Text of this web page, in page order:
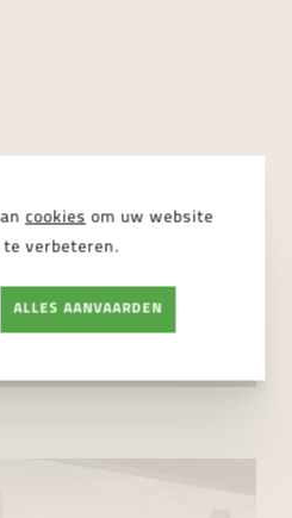
privacy regelgeving
cookies om uw website
verbeteren.
ALLES AANVAARDEN